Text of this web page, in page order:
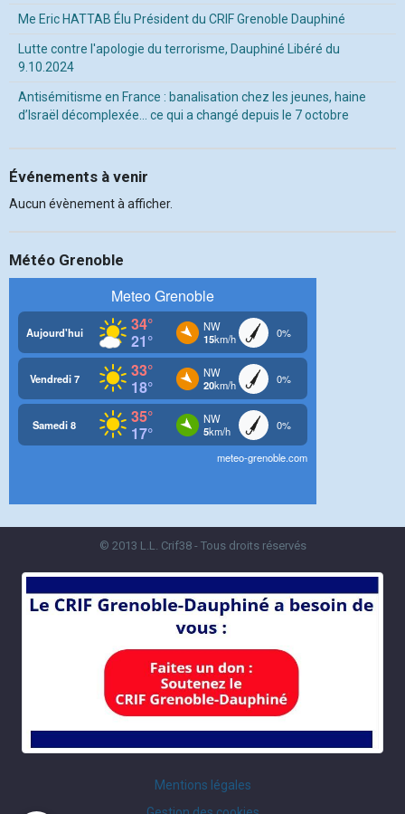
Me Eric HATTAB Élu Président du CRIF Grenoble Dauphiné
Lutte contre l'apologie du terrorisme, Dauphiné Libéré du
9.10.2024
Antisémitisme en France : banalisation chez les jeunes, haine
d’Israël décomplexée… ce qui a changé depuis le 7 octobre
Événements à venir
Aucun évènement à afficher.
Météo Grenoble
© 2013 L.L. Crif38 - Tous droits réservés
Mentions légales